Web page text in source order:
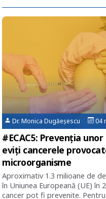
Dr. Monica Dugăeșescu 04
#ECAC5: Prevenţia
eviţi cancerele
microorganisme
Aproximativ 1.3 milioane de
în Uniunea Europeană (UE) în
cancer pot fi prevenite.